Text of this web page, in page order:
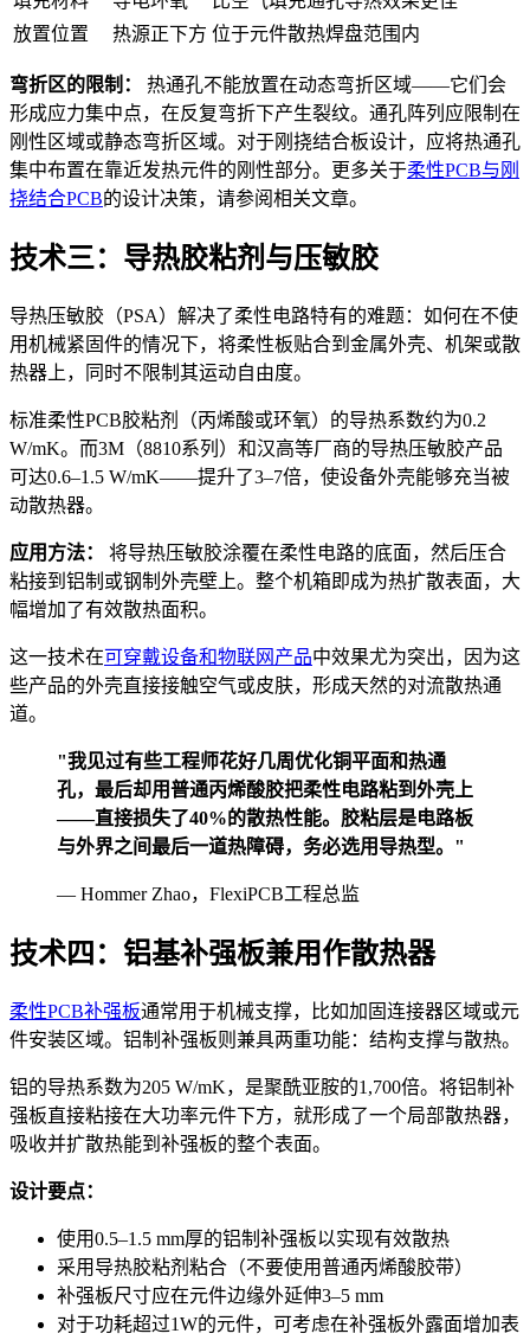
放置位置
热源正下方 位于元件散热焊盘范围内
弯折区的限制：
热通孔不能放置在动态弯折区域——它们会
形成应力集中点，在反复弯折下产生裂纹。通孔阵列应限制在
刚性区域或静态弯折区域。对于刚挠结合板设计，应将热通孔
集中布置在靠近发热元件的刚性部分。更多关于柔性PCB与刚
挠结合PCB的设计决策，请参阅相关文章。
技术三：导热胶粘剂与压敏胶
导热压敏胶（PSA）解决了柔性电路特有的难题：如何在不使
用机械紧固件的情况下，将柔性板贴合到金属外壳、机架或散
热器上，同时不限制其运动自由度。
标准柔性PCB胶粘剂（丙烯酸或环氧）的导热系数约为0.2
W/mK。而3M（8810系列）和汉高等厂商的导热压敏胶产品
可达0.6–1.5 W/mK——提升了3–7倍，使设备外壳能够充当被
动散热器。
应用方法：
将导热压敏胶涂覆在柔性电路的底面，然后压合
粘接到铝制或钢制外壳壁上。整个机箱即成为热扩散表面，大
幅增加了有效散热面积。
这一技术在可穿戴设备和物联网产品中效果尤为突出，因为这
些产品的外壳直接接触空气或皮肤，形成天然的对流散热通
道。
"我见过有些工程师花好几周优化铜平面和热通
孔，最后却用普通丙烯酸胶把柔性电路粘到外壳上
——直接损失了40%的散热性能。胶粘层是电路板
与外界之间最后一道热障碍，务必选用导热型。"
— Hommer Zhao，FlexiPCB工程总监
技术四：铝基补强板兼用作散热器
柔性PCB补强板通常用于机械支撑，比如加固连接器区域或元
件安装区域。铝制补强板则兼具两重功能：结构支撑与散热。
铝的导热系数为205 W/mK，是聚酰亚胺的1,700倍。将铝制补
强板直接粘接在大功率元件下方，就形成了一个局部散热器，
吸收并扩散热能到补强板的整个表面。
设计要点：
使用0.5–1.5 mm厚的铝制补强板以实现有效散热
采用导热胶粘剂粘合（不要使用普通丙烯酸胶带）
补强板尺寸应在元件边缘外延伸3–5 mm
对于功耗超过1W的元件，可考虑在补强板外露面增加表